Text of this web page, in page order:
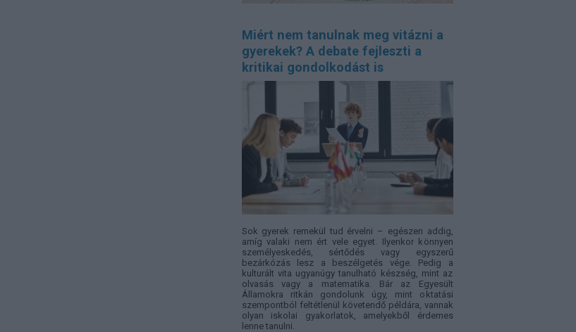
Miért nem tanulnak meg vitázni a
gyerekek? A debate fejleszti a
kritikai gondolkodást is
Sok gyerek remekül tud érvelni – egészen addig,
amíg valaki nem ért vele egyet. Ilyenkor könnyen
személyeskedés, sértődés vagy egyszerű
bezárkózás lesz a beszélgetés vége. Pedig a
kulturált vita ugyanúgy tanulható készség, mint az
olvasás vagy a matematika. Bár az Egyesült
Államokra ritkán gondolunk úgy, mint oktatási
szempontból feltétlenül követendő példára, vannak
olyan iskolai gyakorlatok, amelyekből érdemes
lenne tanulni.